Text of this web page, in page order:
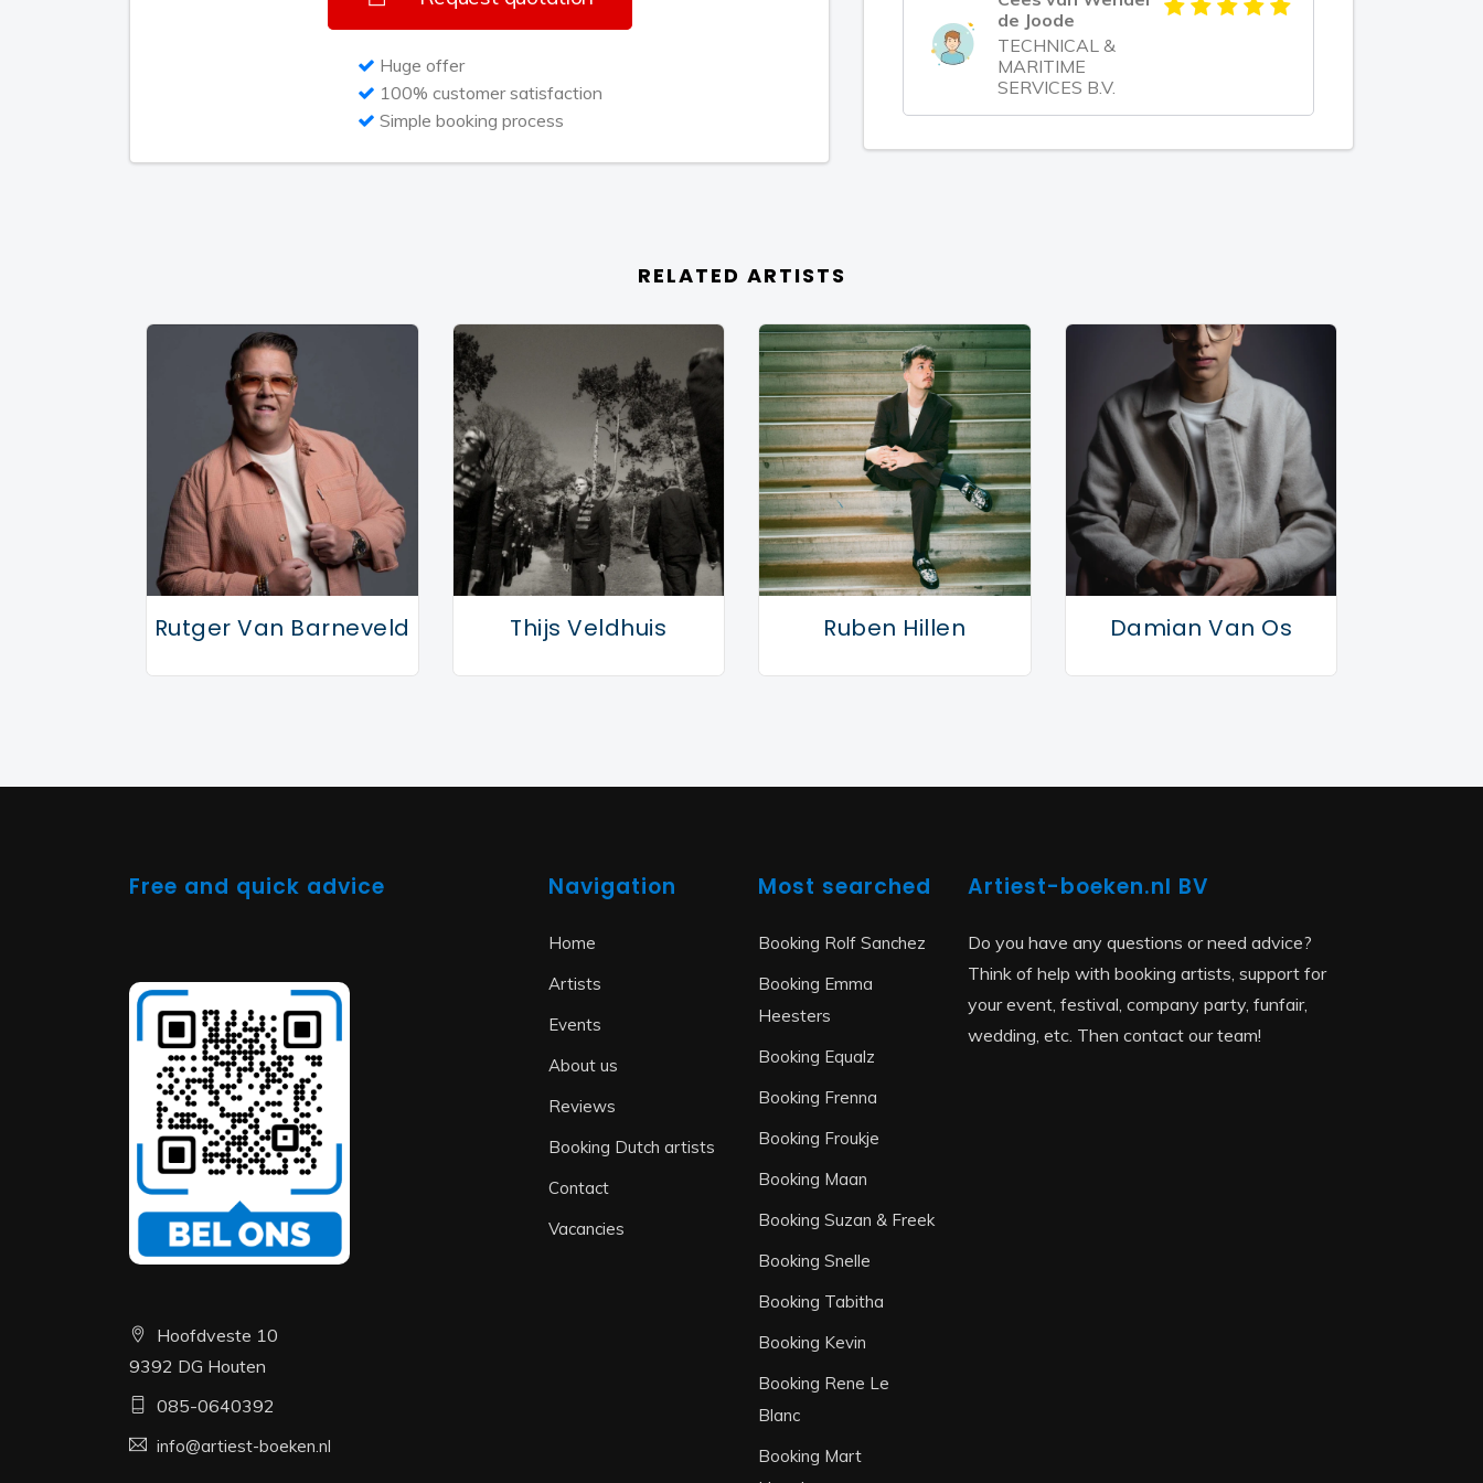
Huge offer
100% customer satisfaction
Simple booking process
de Joode
TECHNICAL &
MARITIME
SERVICES B.V.
RELATED ARTISTS
Rutger Van Barneveld Thijs Veldhuis Ruben Hillen Damian Van Os
Free and quick advice
Hoofdveste 10
9392 DG Houten
085-0640392
info@artiest-boeken.nl
Navigation
Home
Artists
Events
About us
Reviews
Booking Dutch artists
Contact
Vacancies
Most searched
Booking Rolf Sanchez
Booking Emma
Heesters
Booking Equalz
Booking Frenna
Booking Froukje
Booking Maan
Booking Suzan & Freek
Booking Snelle
Booking Tabitha
Booking Kevin
Booking Rene Le
Blanc
Booking Mart
Artiest-boeken.nl BV
Do you have any questions or need advice?
Think of help with booking artists, support for
your event, festival, company party, funfair,
wedding, etc. Then contact our team!